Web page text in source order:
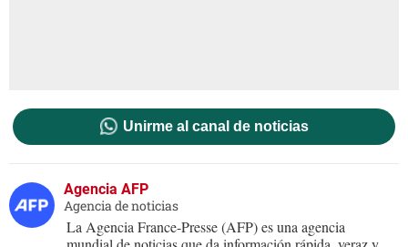
Unirme al canal de noticias
Agencia AFP
Agencia de noticias
La Agencia France-Presse (AFP) es una agencia